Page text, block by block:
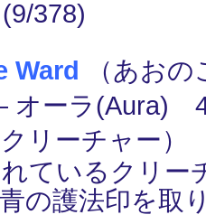
378)
Ward （あお
オーラ(Aura)
リーチャー）
ているクリー
の護法印を取